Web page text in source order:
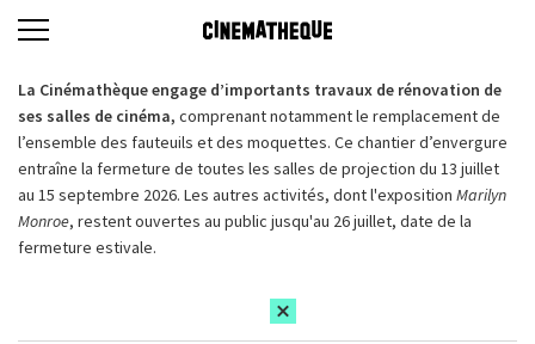
La Cinémathèque engage d’importants travaux de rénovation de
ses salles de cinéma, comprenant notamment le remplacement de
l’ensemble des fauteuils et des moquettes. Ce chantier d’envergure
entraîne la fermeture de toutes les salles de projection du 13 juillet
au 15 septembre 2026. Les autres activités, dont l'exposition Marilyn
Monroe, restent ouvertes au public jusqu'au 26 juillet, date de la
fermeture estivale.